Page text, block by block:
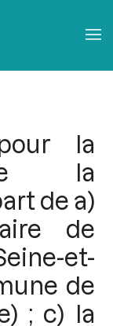
la
la
de a)
de
et-
de
; c) la